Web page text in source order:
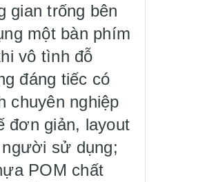
gian trống bên
một bàn phím
vô tình đỗ
đáng tiếc có
nghiệp
đơn giản, layout
sử dụng;
POM chất